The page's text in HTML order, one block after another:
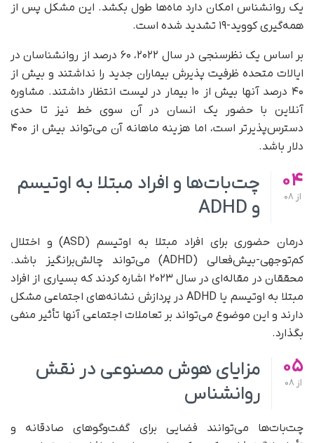
یک روانشناس امکان دارد ماه‌ها طول بکشد. این مشکل پس از
همه‌گیری کووید-۱۹ تشدید شده است.
بر اساس یک نظرسنجی در سال ۲۰۲۲، ۶۰ درصد از روانشناسان در
ایالات متحده ظرفیت پذیرش بیماران جدید را نداشتند و بیش از
۴۰ درصد آنها بیش از ۱۰ بیمار در لیست انتظار داشتند. مشاوره
آنلاین با حضور یک انسان در آن سوی خط نیز تا حدی
دسترس‌پذیرتر است، اما هزینه ماهانه آن می‌تواند بیش از ۴۰۰
دلار باشد.
04
از
چت‌بات‌ها و افراد مبتلا به اوتیسم
و ADHD
درمان حضوری برای افراد مبتلا به اوتیسم (ASD) و اختلال
کم‌توجهی-بیش‌فعالی (ADHD) می‌تواند چالش‌برانگیز باشد.
محققان در مقاله‌ای در سال ۲۰۲۳ اشاره کردند که بسیاری از افراد
مبتلا به اوتیسم یا ADHD در پردازش نشانه‌های اجتماعی مشکل
دارند و این موضوع می‌تواند بر تعاملات اجتماعی آنها تأثیر منفی
بگذارد.
05
از
مزایای هوش مصنوعی در نقش
روانشناس
چت‌بات‌ها می‌توانند فضایی برای گفت‌وگوهای صادقانه و